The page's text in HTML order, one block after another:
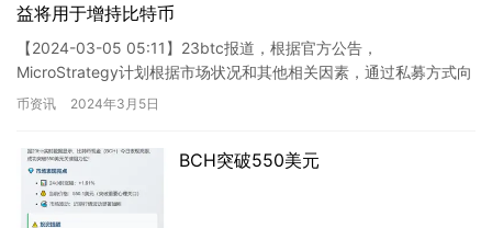
益将用于增持比特币
【2024-03-05 05:11】23btc报道，根据官方公告，
MicroStrategy计划根据市场状况和其他相关因素，通过私募方式向
合格机构投资者发行总额为6亿美元的可转换优…
币资讯 2024年3月5日
BCH突破550美元